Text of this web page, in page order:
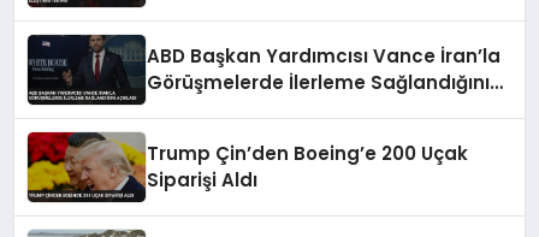
ABD Başkan Yardımcısı Vance İran’la
Görüşmelerde İlerleme Sağlandığını
Trump Çin’den Boeing’e 200 Uçak
Siparişi Aldı